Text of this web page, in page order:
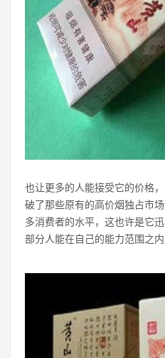
也让更多的人能接受它的价格
破了那些原有的高价烟独占市
多消费者的水平，这也许是它
部分人能在自己的能力范围之内